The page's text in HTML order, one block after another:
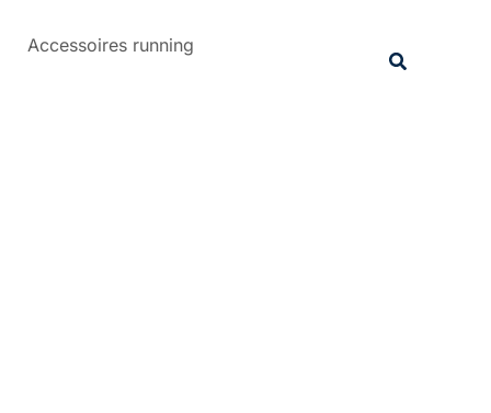
Accessoires running